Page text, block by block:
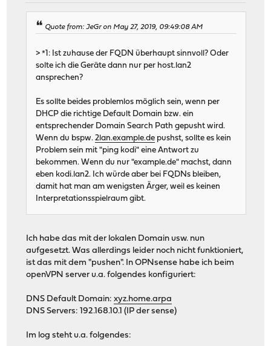
Quote from: JeGr on May 27, 2019, 09:49:08 AM
> *1: Ist zuhause der FQDN überhaupt sinnvoll? Oder
solte ich die Geräte dann nur per host.lan2
ansprechen?
Es sollte beides problemlos möglich sein, wenn per
DHCP die richtige Default Domain bzw. ein
entsprechender Domain Search Path gepusht wird.
Wenn du bspw.2lan.example.de pushst, sollte es kein
Problem sein mit "ping kodi" eine Antwort zu
bekommen. Wenn du nur "example.de" machst, dann
eben kodi.lan2. Ich würde aber bei FQDNs bleiben,
damit hat man am wenigsten Ärger, weil es keinen
Interpretationsspielraum gibt.
Ich habe das mit der lokalen Domain usw. nun
aufgesetzt. Was allerdings leider noch nicht funktioniert,
ist das mit dem "pushen". In OPNsense habe ich beim
openVPN server u.a. folgendes konfiguriert:
DNS Default Domain:xyz.home.arpa
DNS Servers: 192.168.10.1 (IP der sense)
Im log steht u.a. folgendes: